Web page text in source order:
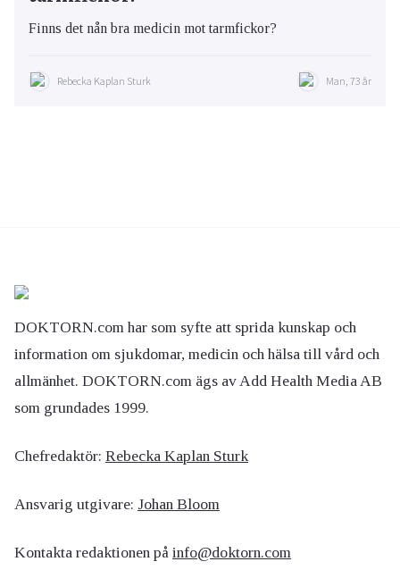
Finns det nån bra medicin mot tarmfickor?
Rebecka Kaplan Sturk Man, 73 år
DOKTORN.com har som syfte att sprida kunskap och
information om sjukdomar, medicin och hälsa till vård och
allmänhet. DOKTORN.com ägs av Add Health Media AB
som grundades 1999.
Chefredaktör: Rebecka Kaplan Sturk
Ansvarig utgivare: Johan Bloom
Kontakta redaktionen på info@doktorn.com